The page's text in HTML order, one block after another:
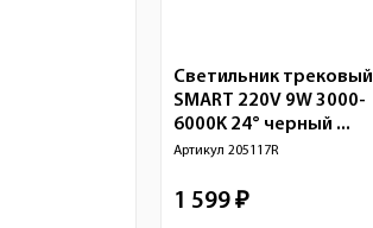
Светильник трековый
SMART 220V 9W 3000-
6000K 24° черный ...
Артикул 205117R
1 599 ₽